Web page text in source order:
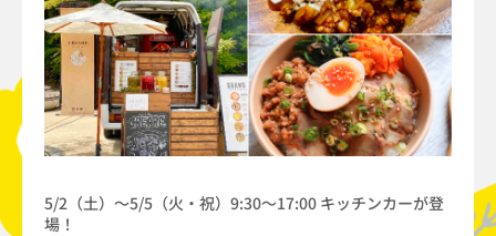
5/2（土）～5/5（火・祝）9:30～17:00 キッチンカーが登
場！